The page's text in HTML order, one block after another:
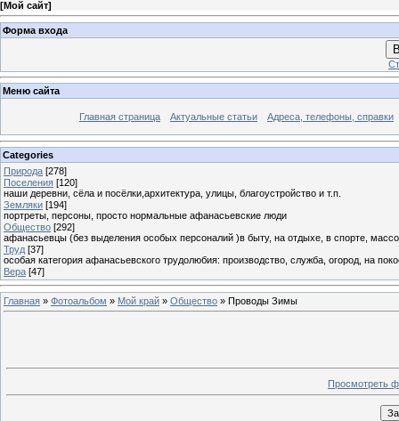
[Мой сайт]
Форма входа
Меню сайта
Главная страница Актуальные статьи Адреса, телефоны, справки
Categories
Природа [278]
Поселения [120]
наши деревни, сёла и посёлки,архитектура, улицы, благоустройство и т.п.
Земляки [194]
портреты, персоны, просто нормальные афанасьевские люди
Общество [292]
афанасьевцы (без выделения особых персоналий )в быту, на отдыхе, в спорте,
Труд [37]
особая категория афанасьевского трудолюбия: производство, служба, огород, на
Вера [47]
Главная » Фотоальбом » Мой край » Общество » Проводы Зимы
Просмотреть